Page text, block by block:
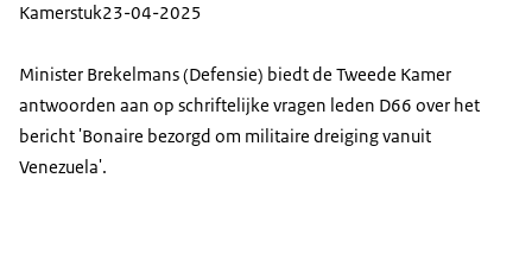
Kamerstuk23-04-2025
Minister Brekelmans (Defensie) biedt de Tweede Kamer
antwoorden aan op schriftelijke vragen leden D66 over het
bericht 'Bonaire bezorgd om militaire dreiging vanuit
Venezuela'.